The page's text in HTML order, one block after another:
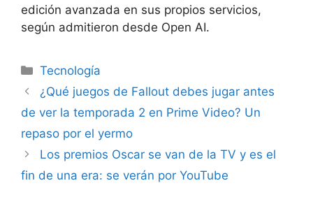
edición avanzada en sus propios servicios,
según admitieron desde Open AI.
Tecnología
¿Qué juegos de Fallout debes jugar antes
de ver la temporada 2 en Prime Video? Un
repaso por el yermo
Los premios Oscar se van de la TV y es el
fin de una era: se verán por YouTube